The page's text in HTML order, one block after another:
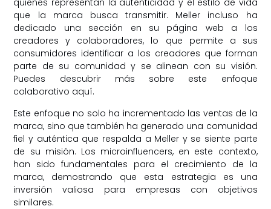
quienes representan la autenticidad y el estilo de vida
que la marca busca transmitir. Meller incluso ha
dedicado una sección en su página web a los
creadores y colaboradores, lo que permite a sus
consumidores identificar a los creadores que forman
parte de su comunidad y se alinean con su visión.
Puedes descubrir más sobre este enfoque
colaborativo aquí.
Este enfoque no solo ha incrementado las ventas de la
marca, sino que también ha generado una comunidad
fiel y auténtica que respalda a Meller y se siente parte
de su misión. Los microinfluencers, en este contexto,
han sido fundamentales para el crecimiento de la
marca, demostrando que esta estrategia es una
inversión valiosa para empresas con objetivos
similares.